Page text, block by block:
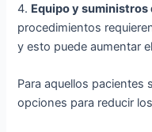
4. Equipo y
procedimientos
y esto puede aumentar
Para aquellos pacientes
opciones para reducir